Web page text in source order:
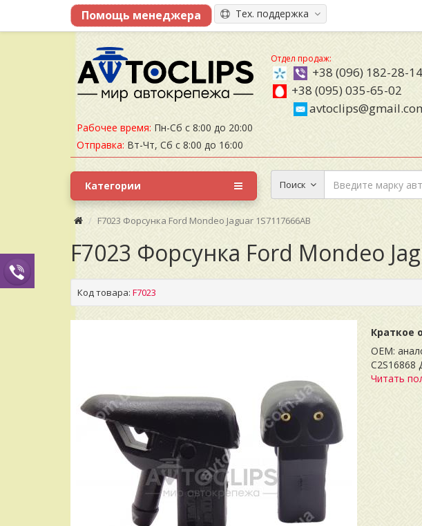
Тех. поддержка
Рабочее время: Пн-Сб с 8:00 до 20:00
Отправка: Вт-Чт, Сб с 8:00 до 16:00
Отдел продаж:
+38 (096) 182-28-14
+38 (095) 035-65-02
Поиск
Категории
F7023 Форсунка Ford Mondeo Jaguar 1S7117666AB
F7023 Форсунка Ford Mondeo
Код товара: F7023
Краткое
OEM:
C2S16868
Читать